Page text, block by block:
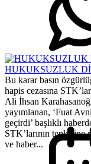
HUKUKSUZLUK
Bu karar basın
hapis cezasına
Ali İhsan
yayımlanan, ‘Fuat
geçirdi’ başlıklı
STK’larının
ve haber...